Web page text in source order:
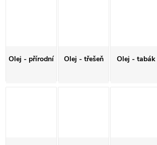
Olej - přírodní Olej - třešeň Olej - tabák